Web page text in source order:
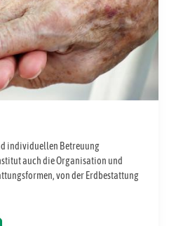
individuellen Betreuung
auch die Organisation und
von der Erdbestattung